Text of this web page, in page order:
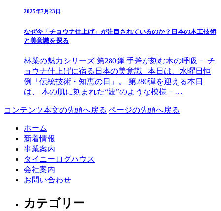
2025年7月23日
なぜ今「チョウナ仕上げ」が注目されているのか？日本の木工技術
と美意識を探る
林業の魅力シリーズ 第280弾 手斧が刻む木の呼吸－ チ
ョウナ仕上げに宿る日本の美意識 本日は、水曜日恒
例「伝統技術・知恵の日」。 第280弾を迎える本日
は、 木の肌に刻まれた“波”のような模様－…
コンテンツ本文の先頭へ戻る ページの先頭へ戻る
ホーム
新着情報
事業案内
タイニーログハウス
会社案内
お問い合わせ
カテゴリー